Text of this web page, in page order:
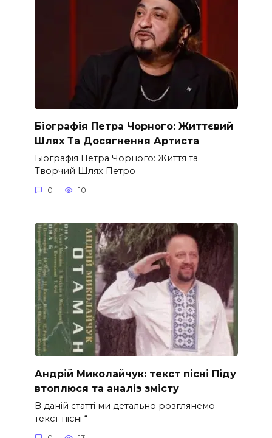
Біографія Петра Чорного: Життєвий
Шлях Та Досягнення Артиста
Біографія Петра Чорного: Життя та
Творчий Шлях Петро
0 10
Андрій Миколайчук: текст пісні Піду
втоплюся та аналіз змісту
В даній статті ми детально розглянемо
текст пісні “